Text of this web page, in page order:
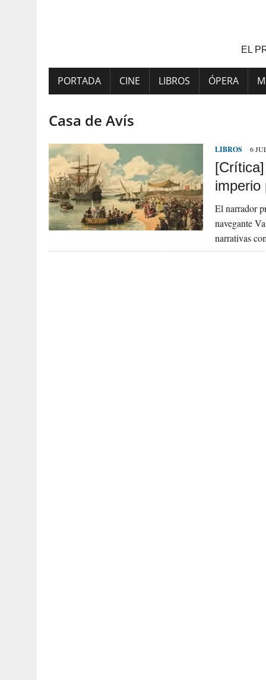
EL
PORTADA CINE LIBROS ÓPERA
Casa de Avís
LIBROS 6
imperio
El narrador
navegante
narrativas